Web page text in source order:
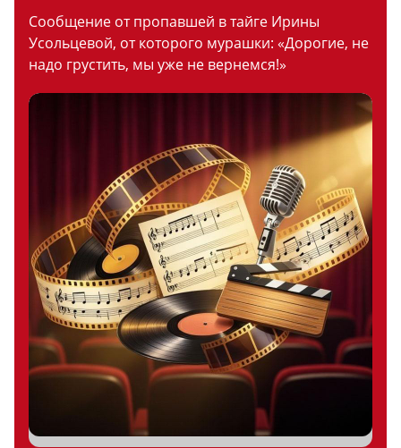
Сообщение от пропавшей в тайге Ирины
Усольцевой, от которого мурашки: «Дорогие, не
надо грустить, мы уже не вернемся!»